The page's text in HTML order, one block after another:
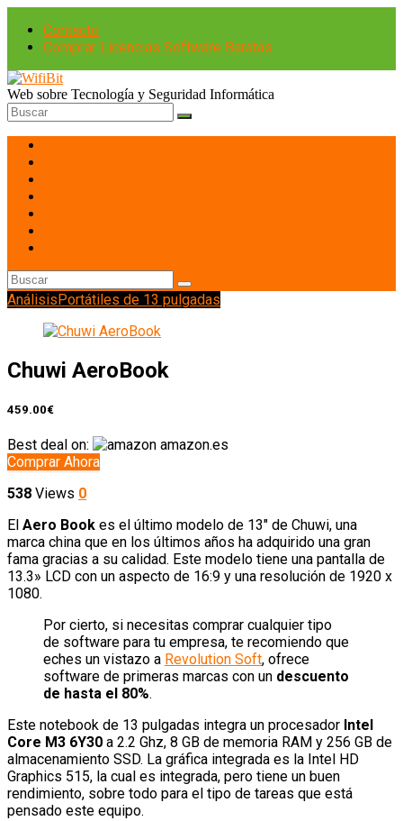
Contacto
Comprar Licencias Software Baratas
Web sobre Tecnología y Seguridad Informática
AnálisisPortátiles de 13 pulgadas
Chuwi AeroBook
459.00€
Best deal on:
amazon.es
Comprar Ahora
538 Views 0
El Aero Book es el último modelo de 13″ de Chuwi, una
marca china que en los últimos años ha adquirido una gran
fama gracias a su calidad. Este modelo tiene una pantalla de
13.3» LCD con un aspecto de 16:9 y una resolución de 1920 x
1080.
Por cierto, si necesitas comprar cualquier tipo
de software para tu empresa, te recomiendo que
eches un vistazo a Revolution Soft, ofrece
software de primeras marcas con un descuento
de hasta el 80%.
Este notebook de 13 pulgadas integra un procesador Intel
Core M3 6Y30 a 2.2 Ghz, 8 GB de memoria RAM y 256 GB de
almacenamiento SSD. La gráfica integrada es la Intel HD
Graphics 515, la cual es integrada, pero tiene un buen
rendimiento, sobre todo para el tipo de tareas que está
pensado este equipo.